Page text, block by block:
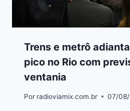
Trens e metrô
pico no Rio com
ventania
Por radioviamix.com.br 07/